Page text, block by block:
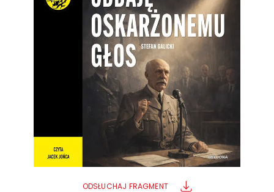
ODSŁUCHAJ FRAGMENT